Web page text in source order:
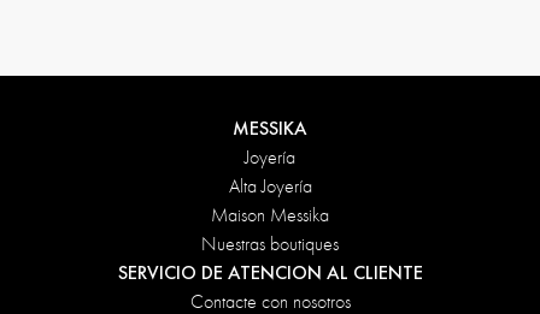
MESSIKA
Joyería
Alta Joyería
Maison Messika
Nuestras boutiques
SERVICIO DE ATENCION AL CLIENTE
Contacte con nosotros